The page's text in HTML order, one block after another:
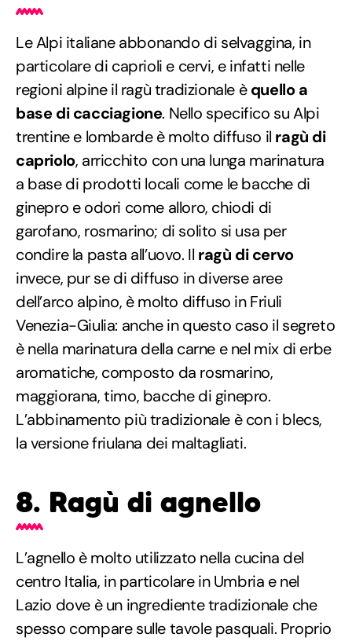
Le Alpi italiane abbonando di selvaggina, in
particolare di caprioli e cervi, e infatti nelle
regioni alpine il ragù tradizionale èquello a
base di cacciagione. Nello specifico su Alpi
trentine e lombarde è molto diffuso il ragù di
capriolo, arricchito con una lunga marinatura
a base di prodotti locali come le bacche di
ginepro e odori come alloro, chiodi di
garofano, rosmarino; di solito si usa per
condire la pasta all’uovo. Il ragù di cervo
invece, pur se di diffuso in diverse aree
dell’arco alpino, è molto diffuso in Friuli
Venezia-Giulia: anche in questo caso il segreto
è nella marinatura della carne e nel mix di erbe
aromatiche, composto da rosmarino,
maggiorana, timo, bacche di ginepro.
L’abbinamento più tradizionale è con i blecs,
la versione friulana dei maltagliati.
8. Ragù di agnello
L’agnello è molto utilizzato nella cucina del
centro Italia, in particolare in Umbria e nel
Lazio dove è un ingrediente tradizionale che
spesso compare sulle tavole pasquali. Proprio